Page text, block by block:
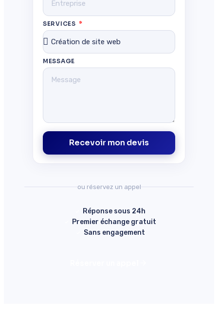
SERVICES
MESSAGE
Recevoir mon devis
ou réservez un appel
Réponse sous 24h
Premier échange gratuit
Sans engagement